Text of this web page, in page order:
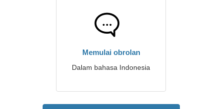
Memulai obrolan
Dalam bahasa Indonesia